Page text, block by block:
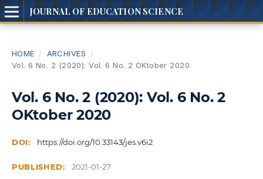
JOURNAL OF EDUCATION SCIENCE
HOME / ARCHIVES
/
Vol. 6 No. 2 (2020): Vol. 6 No. 2 OKtober 2020
Vol. 6 No. 2 (2020): Vol. 6 No. 2
OKtober 2020
DOI: https://doi.org/10.33143/jes.v6i2
PUBLISHED: 2021-01-27